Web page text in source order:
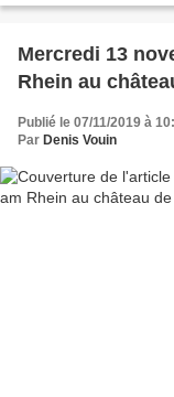
Mercredi 13
Rhein au
Publié le 07/11/2019 à
Par Denis Vouin